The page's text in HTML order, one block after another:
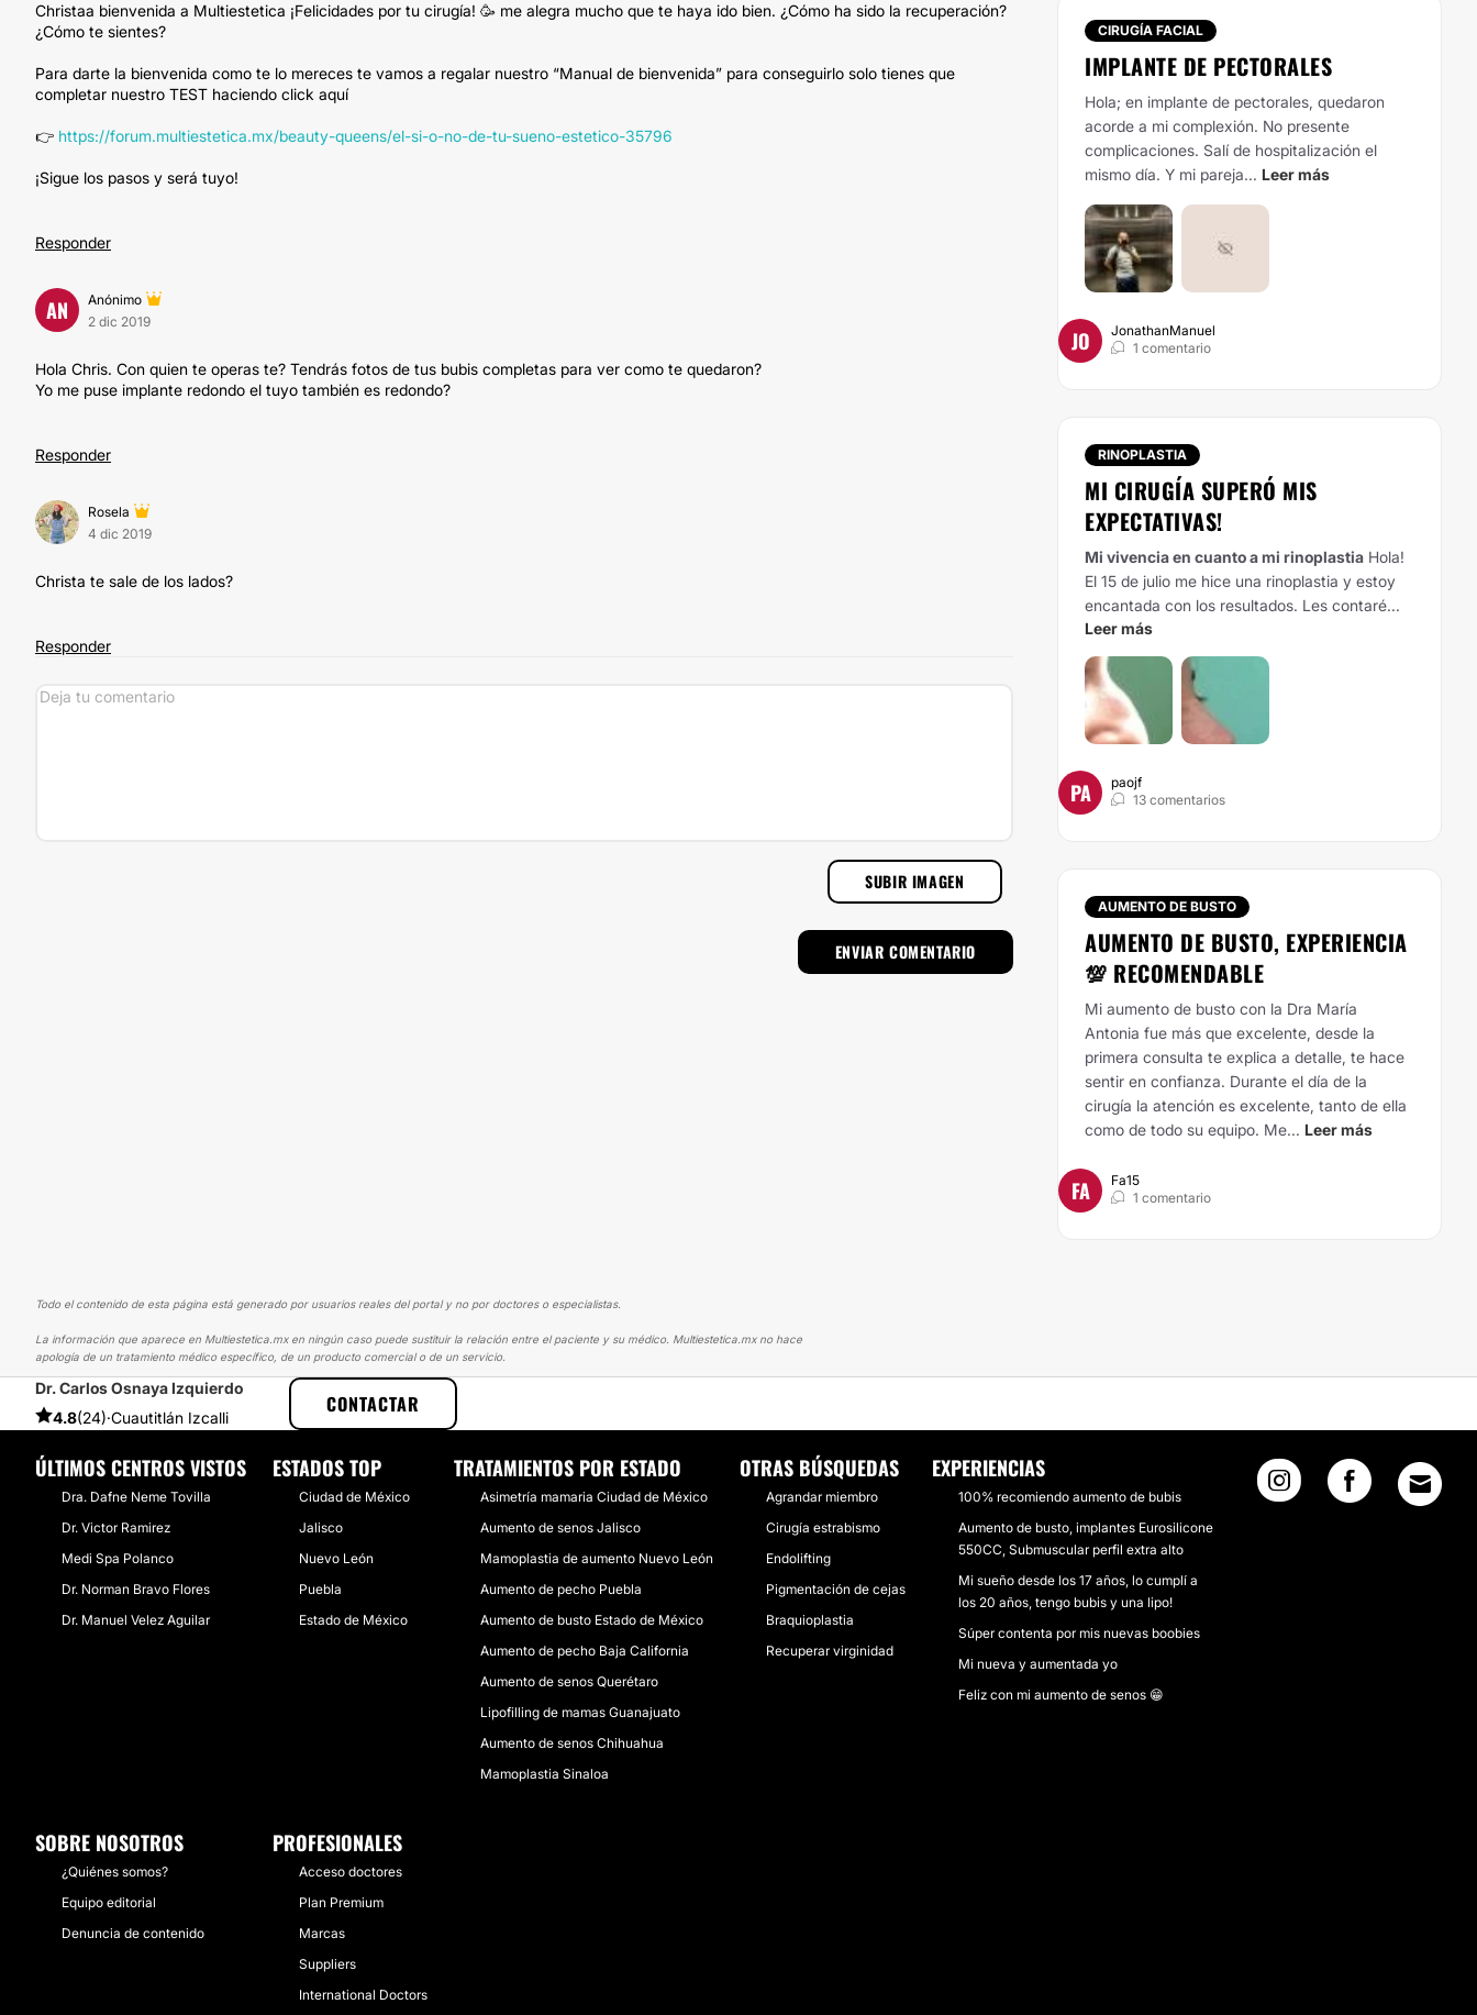
Christaa bienvenida a Multiestetica ¡Felicidades por tu cirugía! 🥳 me alegra mucho que te haya ido bien. ¿Cómo ha sido la recuperación?
¿Cómo te sientes?
Para darte la bienvenida como te lo mereces te vamos a regalar nuestro “Manual de bienvenida” para conseguirlo solo tienes que
completar nuestro TEST haciendo click aquí
👉 https://forum.multiestetica.mx/beauty-queens/el-si-o-no-de-tu-sueno-estetico-35796
¡Sigue los pasos y será tuyo!
Responder
AN
Anónimo
2 dic 2019
Hola Chris. Con quien te operas te? Tendrás fotos de tus bubis completas para ver como te quedaron?
Yo me puse implante redondo el tuyo también es redondo?
Responder
Rosela
4 dic 2019
Christa te sale de los lados?
Responder
SUBIR IMAGEN
CIRUGÍA FACIAL
IMPLANTE DE PECTORALES
Hola; en implante de pectorales, quedaron
acorde a mi complexión. No presente
complicaciones. Salí de hospitalización el
mismo día. Y mi pareja... Leer más
JO
JonathanManuel
1 comentario
RINOPLASTIA
MI CIRUGÍA SUPERÓ MIS
EXPECTATIVAS!
Mi vivencia en cuanto a mi rinoplastia Hola!
El 15 de julio me hice una rinoplastia y estoy
encantada con los resultados. Les contaré...
Leer más
PA
paojf
13 comentarios
AUMENTO DE BUSTO
AUMENTO DE BUSTO, EXPERIENCIA
💯 RECOMENDABLE
Mi aumento de busto con la Dra María
Antonia fue más que excelente, desde la
primera consulta te explica a detalle, te hace
sentir en confianza. Durante el día de la
cirugía la atención es excelente, tanto de ella
como de todo su equipo. Me... Leer más
FA
Fa15
1 comentario
Todo el contenido de esta página está generado por usuarios reales del portal y no por doctores o especialistas.
La información que aparece en Multiestetica.mx en ningún caso puede sustituir la relación entre el paciente y su médico. Multiestetica.mx no hace
apología de un tratamiento médico específico, de un producto comercial o de un servicio.
Dr. Carlos Osnaya Izquierdo
4.8(24)·Cuautitlán Izcalli
CONTACTAR
MULTIESTETICA EXPERIENCIAS EXPERIENCIAS SOBRE AUMENTO DE BUSTO
ÚLTIMOS CENTROS VISTOS
Dra. Dafne Neme Tovilla
Dr. Victor Ramirez
Medi Spa Polanco
Dr. Norman Bravo Flores
Dr. Manuel Velez Aguilar
ESTADOS TOP
Ciudad de México
Jalisco
Nuevo León
Puebla
Estado de México
TRATAMIENTOS POR ESTADO
Asimetría mamaria Ciudad de México
Aumento de senos Jalisco
Mamoplastia de aumento Nuevo León
Aumento de pecho Puebla
Aumento de busto Estado de México
Aumento de pecho Baja California
Aumento de senos Querétaro
Lipofilling de mamas Guanajuato
Aumento de senos Chihuahua
Mamoplastia Sinaloa
OTRAS BÚSQUEDAS
Agrandar miembro
Cirugía estrabismo
Endolifting
Pigmentación de cejas
Braquioplastia
Recuperar virginidad
EXPERIENCIAS
100% recomiendo aumento de bubis
Aumento de busto, implantes Eurosilicone
550CC, Submuscular perfil extra alto
Mi sueño desde los 17 años, lo cumplí a
los 20 años, tengo bubis y una lipo!
Súper contenta por mis nuevas boobies
Mi nueva y aumentada yo
Feliz con mi aumento de senos 😁
SOBRE NOSOTROS
¿Quiénes somos?
Equipo editorial
Denuncia de contenido
PROFESIONALES
Acceso doctores
Plan Premium
Marcas
Suppliers
International Doctors